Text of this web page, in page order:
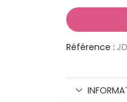
Référence :